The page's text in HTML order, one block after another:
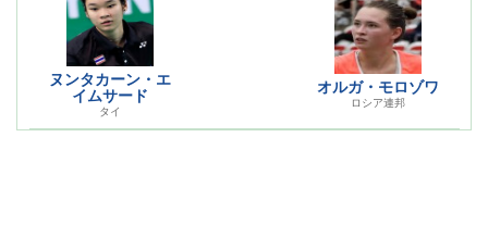
ヌンタカーン・エ
イムサード
タイ
オルガ・モロゾワ
ロシア連邦